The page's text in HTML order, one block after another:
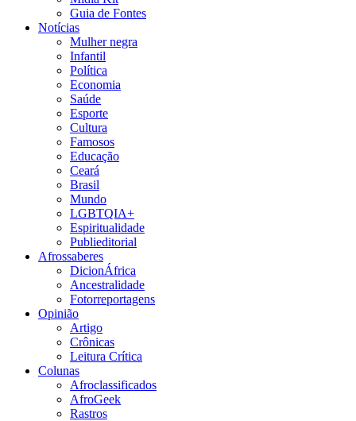
Guia de Fontes
Notícias
Mulher negra
Infantil
Política
Economia
Saúde
Esporte
Cultura
Famosos
Educação
Ceará
Brasil
Mundo
LGBTQIA+
Espiritualidade
Publieditorial
Afrossaberes
DicionÁfrica
Ancestralidade
Fotorreportagens
Opinião
Artigo
Crônicas
Leitura Crítica
Colunas
Afroclassificados
AfroGeek
Rastros